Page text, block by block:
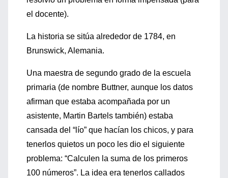
el docente).
La historia se sitúa alrededor de 1784, en
Brunswick, Alemania.
Una maestra de segundo grado de la escuela
primaria (de nombre Buttner, aunque los datos
afirman que estaba acompañada por un
asistente, Martin Bartels también) estaba
cansada del “lío” que hacían los chicos, y para
tenerlos quietos un poco les dio el siguiente
problema: “Calculen la suma de los primeros
100 números”. La idea era tenerlos callados